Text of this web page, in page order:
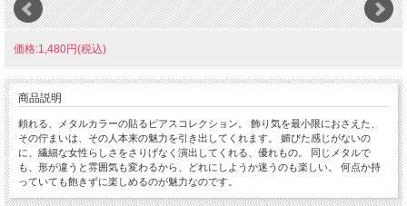
価格:1,480円(税込)
商品説明
頼れる、メタルカラーの貼るピアスコレクション。 飾り気を最小限におさえた、
その佇まいは、その人本来の魅力を引き出してくれます。 媚びた感じがないの
に、繊細な女性らしさをさりげなく演出してくれる、優れもの。 同じメタルで
も、形が違うと雰囲気も変わるから、どれにしようか迷うのも楽しい。 何点か持
っていても飽きずに楽しめるのが魅力なのです。